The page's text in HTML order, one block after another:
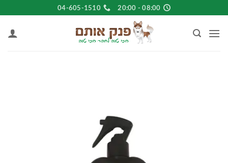
to
content
08:00 - 20:00
04-605-1510